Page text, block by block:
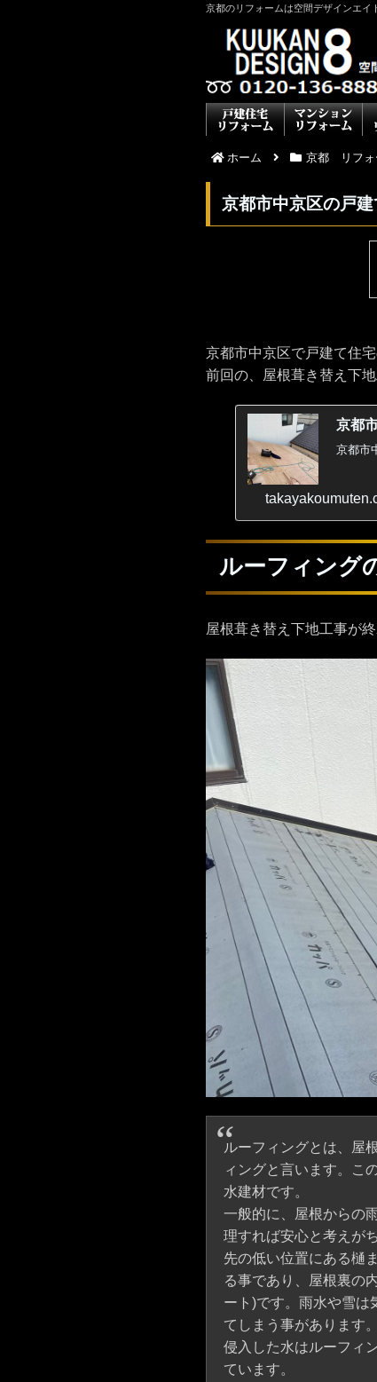
京都のリフォームは空間デザインエイ
ホーム 京都 リフ
京都市中京区の戸
京都市中京区で戸建て住
前回の、屋根葺き替え下
京都
京都市
ルーフィング
屋根葺き替え下地工事が
ルーフィングとは、屋
ィングと言います。こ
水建材です。
一般的に、屋根からの
理すれば安心と考えが
先の低い位置にある樋
る事であり、屋根裏の
ート)です。雨水や雪は
てしまう事があります。
侵入した水はルーフィ
ています。